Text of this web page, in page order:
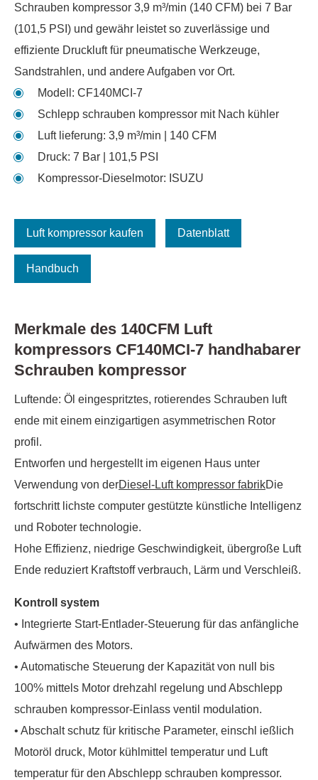
Schrauben kompressor 3,9 m³/min (140 CFM) bei 7 Bar
(101,5 PSI) und gewähr leistet so zuverlässige und
effiziente Druckluft für pneumatische Werkzeuge,
Sandstrahlen, und andere Aufgaben vor Ort.
Modell: CF140MCI-7
Schlepp schrauben kompressor mit Nach kühler
Luft lieferung: 3,9 m³/min | 140 CFM
Druck: 7 Bar | 101,5 PSI
Kompressor-Dieselmotor: ISUZU
Luft kompressor kaufen Datenblatt
Handbuch
Merkmale des 140CFM Luft
kompressors CF140MCI-7 handhabarer
Schrauben kompressor
Luftende: Öl eingespritztes, rotierendes Schrauben luft
ende mit einem einzigartigen asymmetrischen Rotor
profil.
Entworfen und hergestellt im eigenen Haus unter
Verwendung von derDiesel-Luft kompressor fabrikDie
fortschritt lichste computer gestützte künstliche Intelligenz
und Roboter technologie.
Hohe Effizienz, niedrige Geschwindigkeit, übergroße Luft
Ende reduziert Kraftstoff verbrauch, Lärm und Verschleiß.
Kontroll system
• Integrierte Start-Entlader-Steuerung für das anfängliche
Aufwärmen des Motors.
• Automatische Steuerung der Kapazität von null bis
100% mittels Motor drehzahl regelung und Abschlepp
schrauben kompressor-Einlass ventil modulation.
• Abschalt schutz für kritische Parameter, einschl ießlich
Motoröl druck, Motor kühlmittel temperatur und Luft
temperatur für den Abschlepp schrauben kompressor.